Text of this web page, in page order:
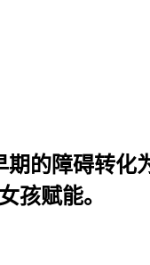
的障碍转化
孩赋能。